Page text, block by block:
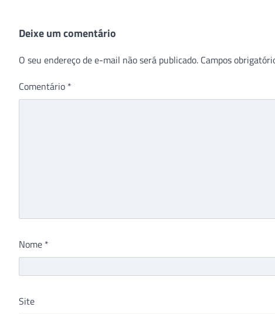
Deixe um comentário
O seu endereço de e-mail não será publicado. Campos
Comentário *
Nome *
Site